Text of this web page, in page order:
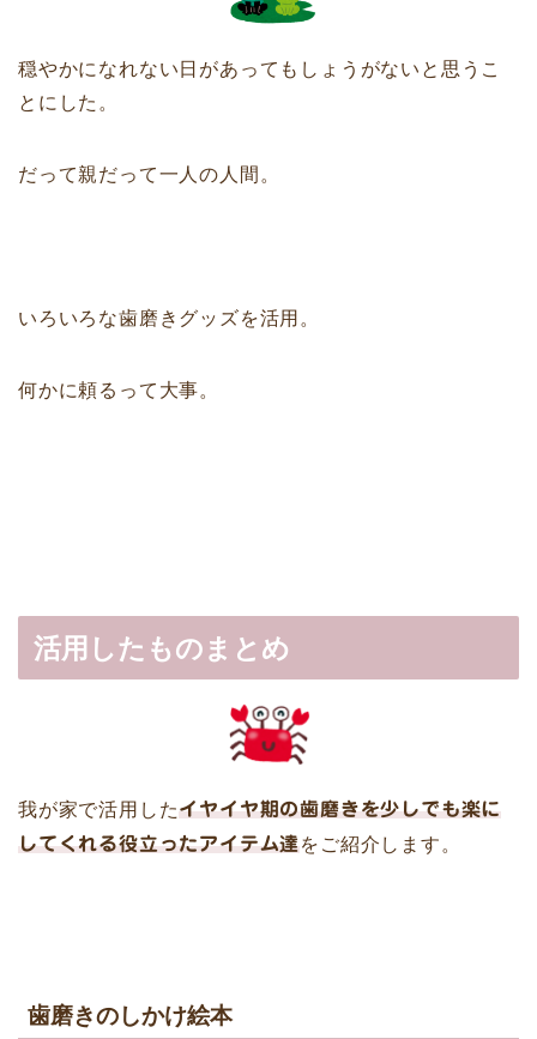
穏やかになれない日があってもしょうがないと思うこ
とにした。
だって親だって一人の人間。
いろいろな歯磨きグッズを活用。
何かに頼るって大事。
活用したものまとめ
我が家で活用したイヤイヤ期の歯磨きを少しでも楽に
してくれる役立ったアイテム達をご紹介します。
歯磨きのしかけ絵本